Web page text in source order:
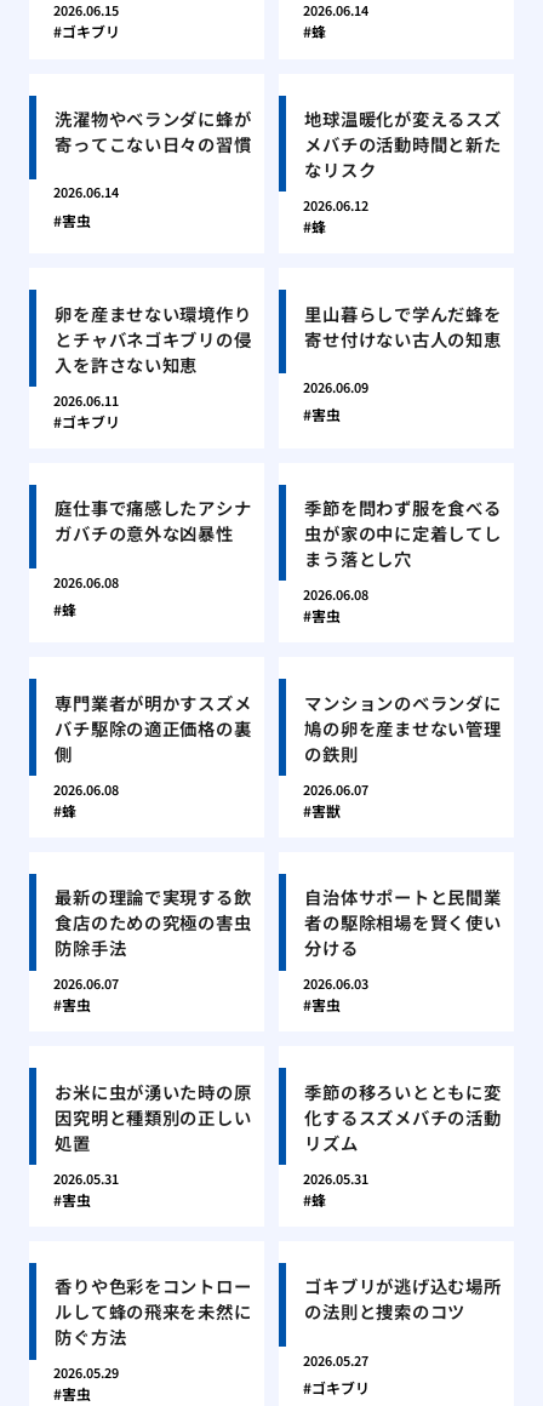
2026.06.15
ゴキブリ
2026.06.14
蜂
洗濯物やベランダに蜂が
寄ってこない日々の習慣
2026.06.14
害虫
地球温暖化が変えるスズ
メバチの活動時間と新た
なリスク
2026.06.12
蜂
卵を産ませない環境作り
とチャバネゴキブリの侵
入を許さない知恵
2026.06.11
ゴキブリ
里山暮らしで学んだ蜂を
寄せ付けない古人の知恵
2026.06.09
害虫
庭仕事で痛感したアシナ
ガバチの意外な凶暴性
2026.06.08
蜂
季節を問わず服を食べる
虫が家の中に定着してし
まう落とし穴
2026.06.08
害虫
専門業者が明かすスズメ
バチ駆除の適正価格の裏
側
2026.06.08
蜂
マンションのベランダに
鳩の卵を産ませない管理
の鉄則
2026.06.07
害獣
最新の理論で実現する飲
食店のための究極の害虫
防除手法
2026.06.07
害虫
自治体サポートと民間業
者の駆除相場を賢く使い
分ける
2026.06.03
害虫
お米に虫が湧いた時の原
因究明と種類別の正しい
処置
2026.05.31
害虫
季節の移ろいとともに変
化するスズメバチの活動
リズム
2026.05.31
蜂
香りや色彩をコントロー
ルして蜂の飛来を未然に
防ぐ方法
2026.05.29
害虫
ゴキブリが逃げ込む場所
の法則と捜索のコツ
2026.05.27
ゴキブリ